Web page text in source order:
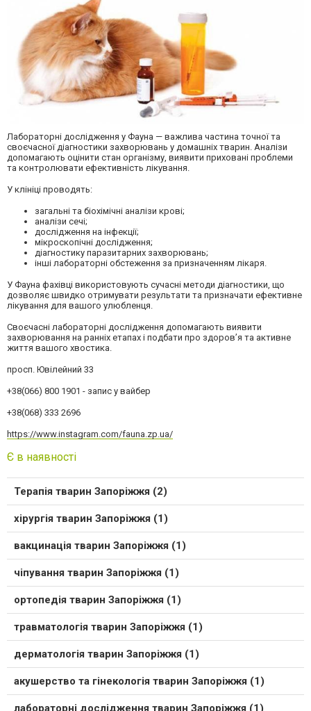
Лабораторні дослідження у Фауна — важлива частина точної та
своєчасної діагностики захворювань у домашніх тварин. Аналізи
допомагають оцінити стан організму, виявити приховані проблеми
та контролювати ефективність лікування.
У клініці проводять:
загальні та біохімічні аналізи крові;
аналізи сечі;
дослідження на інфекції;
мікроскопічні дослідження;
діагностику паразитарних захворювань;
інші лабораторні обстеження за призначенням лікаря.
У Фауна фахівці використовують сучасні методи діагностики, що
дозволяє швидко отримувати результати та призначати ефективне
лікування для вашого улюбленця.
Своєчасні лабораторні дослідження допомагають виявити
захворювання на ранніх етапах і подбати про здоров’я та активне
життя вашого хвостика.
просп. Ювілейний 33
+38(066) 800 1901 - запис у вайбер
+38(068) 333 2696
https://www.instagram.com/fauna.zp.ua/
Є в наявності
Терапія тварин Запоріжжя (2)
хірургія тварин Запоріжжя (1)
вакцинація тварин Запоріжжя (1)
чіпування тварин Запоріжжя (1)
ортопедія тварин Запоріжжя (1)
травматологія тварин Запоріжжя (1)
дерматологія тварин Запоріжжя (1)
акушерство та гінекологія тварин Запоріжжя (1)
лабораторні дослідження тварин Запоріжжя (1)